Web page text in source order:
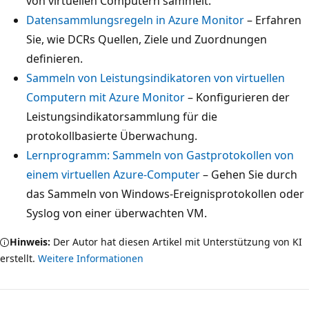
Datensammlungsregeln in Azure Monitor– Erfahren
Sie, wie DCRs Quellen, Ziele und Zuordnungen
definieren.
Sammeln von Leistungsindikatoren von virtuellen
Computern mit Azure Monitor– Konfigurieren der
Leistungsindikatorsammlung für die
protokollbasierte Überwachung.
Lernprogramm: Sammeln von Gastprotokollen von
einem virtuellen Azure-Computer– Gehen Sie durch
das Sammeln von Windows-Ereignisprotokollen oder
Syslog von einer überwachten VM.
Hinweis: Der Autor hat diesen Artikel mit Unterstützung von KI
erstellt. Weitere Informationen